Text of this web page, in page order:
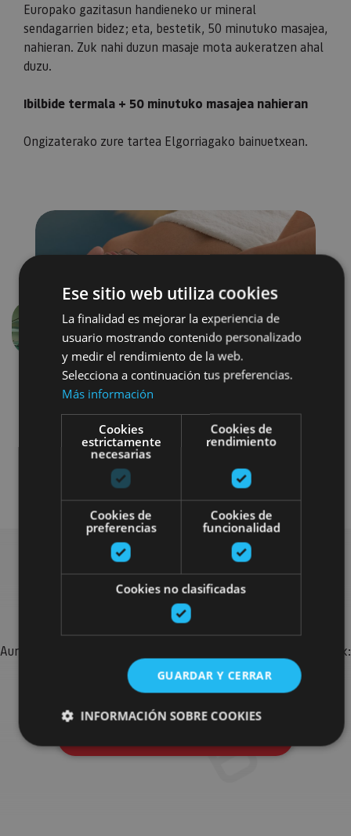
Europako gazitasun handieneko ur mineral
sendagarrien bidez; eta, bestetik, 50 minutuko masajea,
nahieran. Zuk nahi duzun masaje mota aukeratzen ahal
duzu.
Ibilbide termala + 50 minutuko masajea nahieran
Ongizaterako zure tartea Elgorriagako bainuetxean.
Aurrekoa
Bilatu plan gehiago
Aurkitu zure bidaia Nafarroan osatzeko planak eta iradokizunak:
jarduera antolatuak, bisitak eta agendaren ekitaldi
garrantzitsuenak.
Ese sitio web utiliza cookies
La finalidad es mejorar la experiencia de
usuario mostrando contenido personalizado
y medir el rendimiento de la web.
Selecciona a continuación tus preferencias.
Más información
Cookies
estrictamente
necesarias
Cookies de
rendimiento
Cookies de
preferencias
Cookies de
funcionalidad
Cookies no clasificadas
GUARDAR Y CERRAR
INFORMACIÓN SOBRE COOKIES